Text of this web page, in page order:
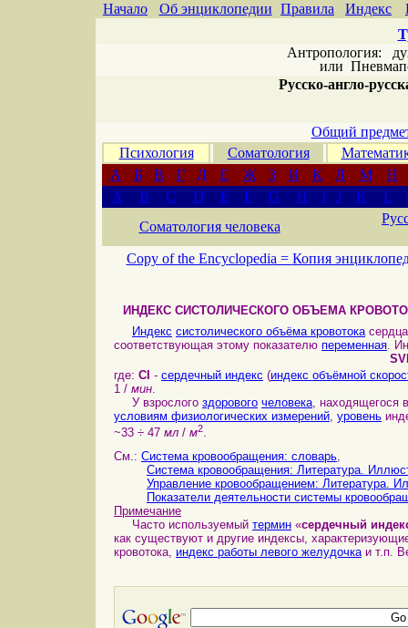
Начало Об энциклопедии Правила Индекс
Антропология:
или
Русско-англо-
Общий
Психология
Соматология
А
Б В Г Д Е Ж З И К Л М
Н
A
B C D E F G H I J K
L
Соматология человека
Copy of the Encyclopedia = Копия
ИНДЕКС СИСТОЛИЧЕСКОГО ОБЪЕМА
Индекс систолического объёма кровотока
соответствующая этому показателю переменная.
где: CI - сердечный индекс (индекс объёмной
1 / мин.
У взрослого здорового человека, находящегося
условиям физиологических измерений, уровень
~33 ÷ 47 мл / м2.
См.: Система кровообращения: словарь
Система кровообращения: Литература.
Управление кровообращением: Литература.
Показатели деятельности системы
Примечание
Часто используемый термин «сердечный
как существуют и другие индексы,
кровотока, индекс работы левого желудочка и т.п.